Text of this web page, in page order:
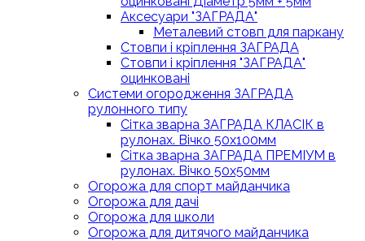
Аксесуари "ЗАГРАДА"
Металевий стовп для паркану
Стовпи і кріплення ЗАГРАДА
Стовпи і кріплення "ЗАГРАДА"
оцинковані
Системи огородження ЗАГРАДА
рулонного типу
Сітка зварна ЗАГРАДА КЛАСІК в
рулонах. Вічко 50х100мм
Сітка зварна ЗАГРАДА ПРЕМІУМ в
рулонах. Вічко 50х50мм
Огорожа для спорт майданчика
Огорожа для дачі
Огорожа для школи
Огорожа для дитячого майданчика